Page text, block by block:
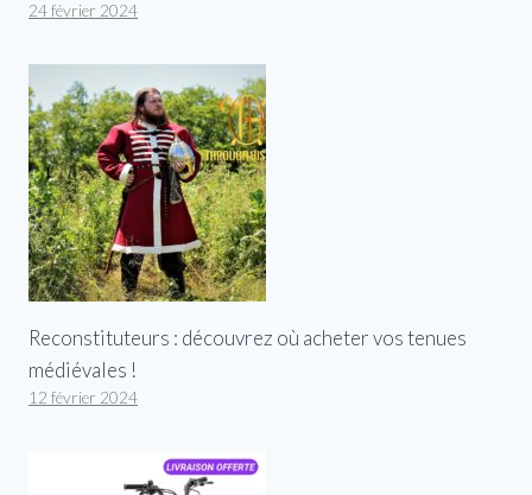
24 février 2024
Reconstituteurs : découvrez où acheter vos tenues
médiévales !
12 février 2024